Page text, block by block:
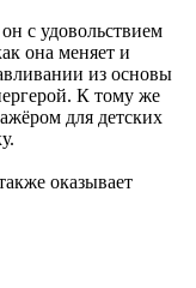
с удовольствием
она меняет и
из основы
К тому же
для детских
оказывает